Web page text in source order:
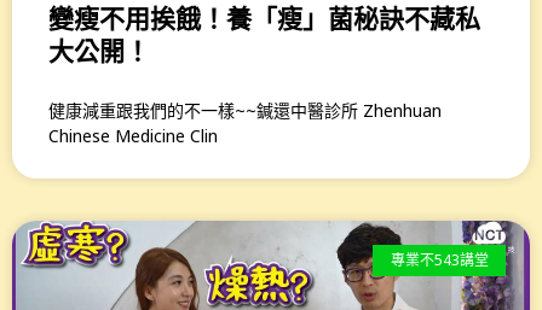
變瘦不用挨餓！養「瘦」菌秘訣不藏私
大公開！
健康減重跟我們的不一樣~~鍼還中醫診所 Zhenhuan
Chinese Medicine Clin
專業不543講堂